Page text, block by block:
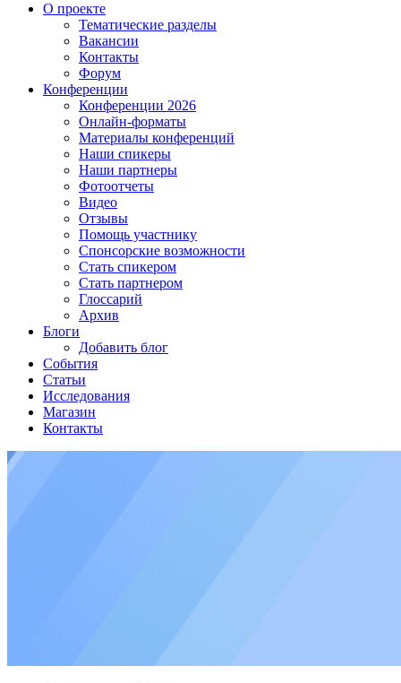
О проекте
Тематические разделы
Вакансии
Контакты
Форум
Конференции
Конференции 2026
Онлайн-форматы
Материалы конференций
Наши спикеры
Наши партнеры
Фотоотчеты
Видео
Отзывы
Помощь участнику
Спонсорские возможности
Стать спикером
Стать партнером
Глоссарий
Архив
Блоги
Добавить блог
События
Статьи
Исследования
Магазин
Контакты